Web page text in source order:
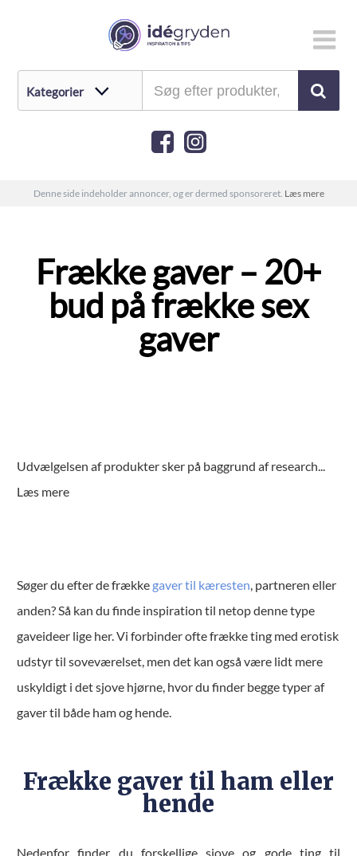
Denne side indeholder annoncer, og er dermed sponsoreret. Læs mere
Frække gaver – 20+
bud på frække sex
gaver
Udvælgelsen af produkter sker på baggrund af research...
Læs mere
Søger du efter de frække gaver til kæresten, partneren eller
anden? Så kan du finde inspiration til netop denne type
gaveideer lige her. Vi forbinder ofte frække ting med erotisk
udstyr til soveværelset, men det kan også være lidt mere
uskyldigt i det sjove hjørne, hvor du finder begge typer af
gaver til både ham og hende.
Frække gaver til ham eller
hende
Nedenfor finder du forskellige sjove og gode ting til